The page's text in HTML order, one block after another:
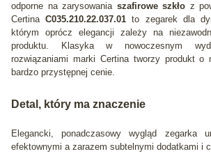
odporne na zarysowaniaszafirowe szkło z
CertinaC035.210.22.037.01 to zegarek dla
którym oprócz elegancji zależy na
produktu. Klasyka w nowoczesnym
rozwiązaniami marki Certina tworzy produkt o
bardzo przystępnej cenie.
Detal, który ma znaczenie
Elegancki, ponadczasowy wygląd zegarka
efektownymi a zarazem subtelnymi dodatkami i